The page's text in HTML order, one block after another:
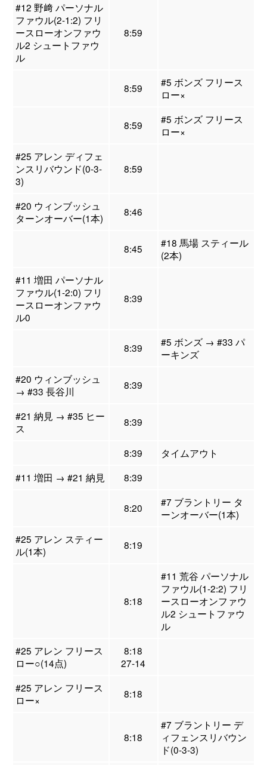
#12 野﨑 パーソナル
ファウル(2-1:2) フリ
ースローオンファウ
ル2 シュートファウ
ル
8:59
8:59
#5 ボンズ フリース
ロー×
8:59
#5 ボンズ フリース
ロー×
#25 アレン ディフェ
ンスリバウンド(0-3-
3)
8:59
#20 ウィンブッシュ
ターンオーバー(1本)
8:46
8:45
#18 馬場 スティール
(2本)
#11 増田 パーソナル
ファウル(1-2:0) フリ
ースローオンファウ
ル0
8:39
8:39
#5 ボンズ → #33 パ
ーキンズ
#20 ウィンブッシュ
→ #33 長谷川
8:39
#21 納見 → #35 ヒー
ス
8:39
8:39
タイムアウト
#11 増田 → #21 納見
8:39
8:20
#7 ブラントリー タ
ーンオーバー(1本)
#25 アレン スティー
ル(1本)
8:19
8:18
#11 荒谷 パーソナル
ファウル(1-2:2) フリ
ースローオンファウ
ル2 シュートファウ
ル
#25 アレン フリース
ロー○(14点)
8:18
27-14
#25 アレン フリース
ロー×
8:18
8:18
#7 ブラントリー デ
ィフェンスリバウン
ド(0-3-3)